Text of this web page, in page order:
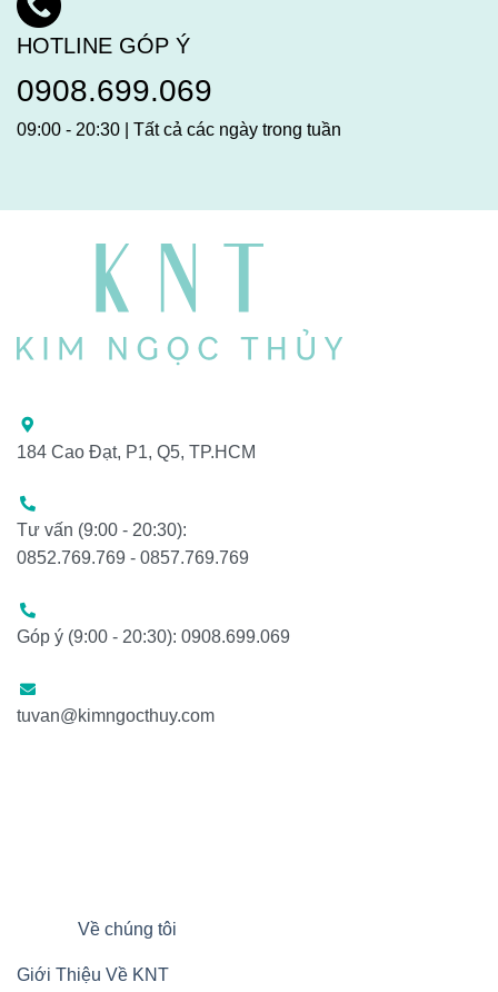
HOTLINE GÓP Ý
0908.699.069
09:00 - 20:30 | Tất cả các ngày trong tuần
184 Cao Đạt, P1, Q5, TP.HCM
Tư vấn (9:00 - 20:30):
0852.769.769 - 0857.769.769
Góp ý (9:00 - 20:30): 0908.699.069
tuvan@kimngocthuy.com
Về chúng tôi
Giới Thiệu Về KNT